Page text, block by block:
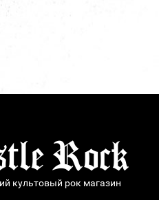
культовый рок магазин